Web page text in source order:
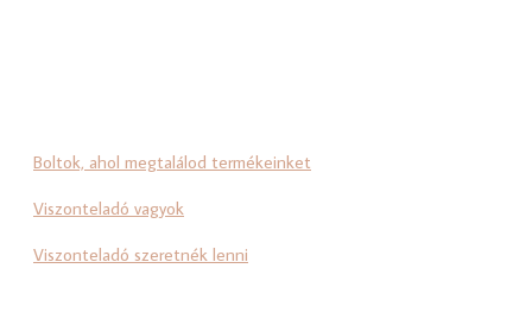
Boltok, ahol megtalálod termékeinket
Viszonteladó vagyok
Viszonteladó szeretnék lenni